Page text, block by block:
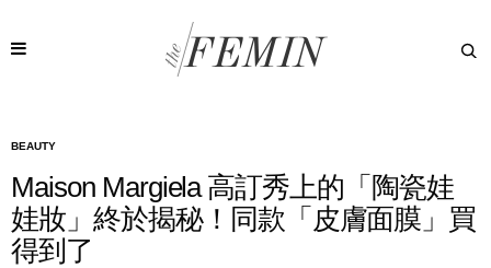
BEAUTY
Maison Margiela 高訂秀上的「陶瓷娃
娃妝」終於揭秘！同款「皮膚面膜」買
得到了